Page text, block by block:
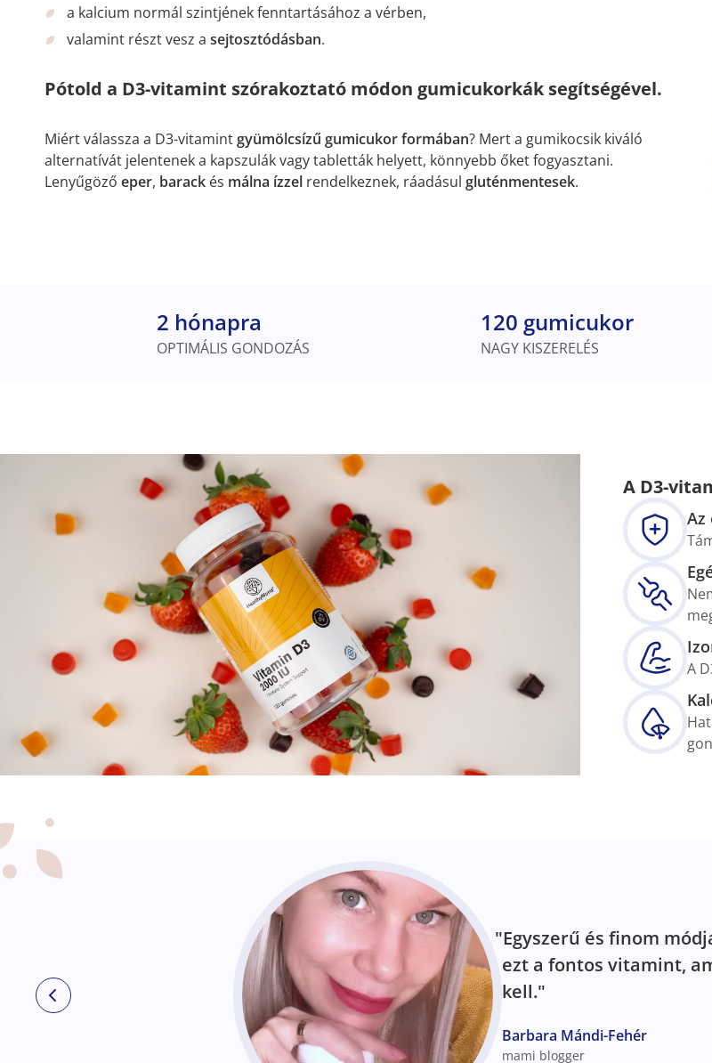
a kalcium normál szintjének fenntartásához a vérben,
valamint részt vesz a sejtosztódásban.
Pótold a D3-vitamint szórakoztató módon gumicukorkák segítségével.
Miért válassza a D3-vitamintgyümölcsízű gumicukor formában? Mert a gumikocsik kiváló
alternatívát jelentenek a kapszulák vagy tabletták helyett, könnyebb őket fogyasztani.
Lenyűgöző eper, barack és málna ízzel rendelkeznek, ráadásul gluténmentesek.
2 hónapra
OPTIMÁLIS GONDOZÁS
120 gumicukor
NAGY KISZERELÉS
A D3-
Az
A
"Egyszerű és finom
ezt a fontos vitamint,
kell."
Barbara Mándi-Fehér
mami blogger